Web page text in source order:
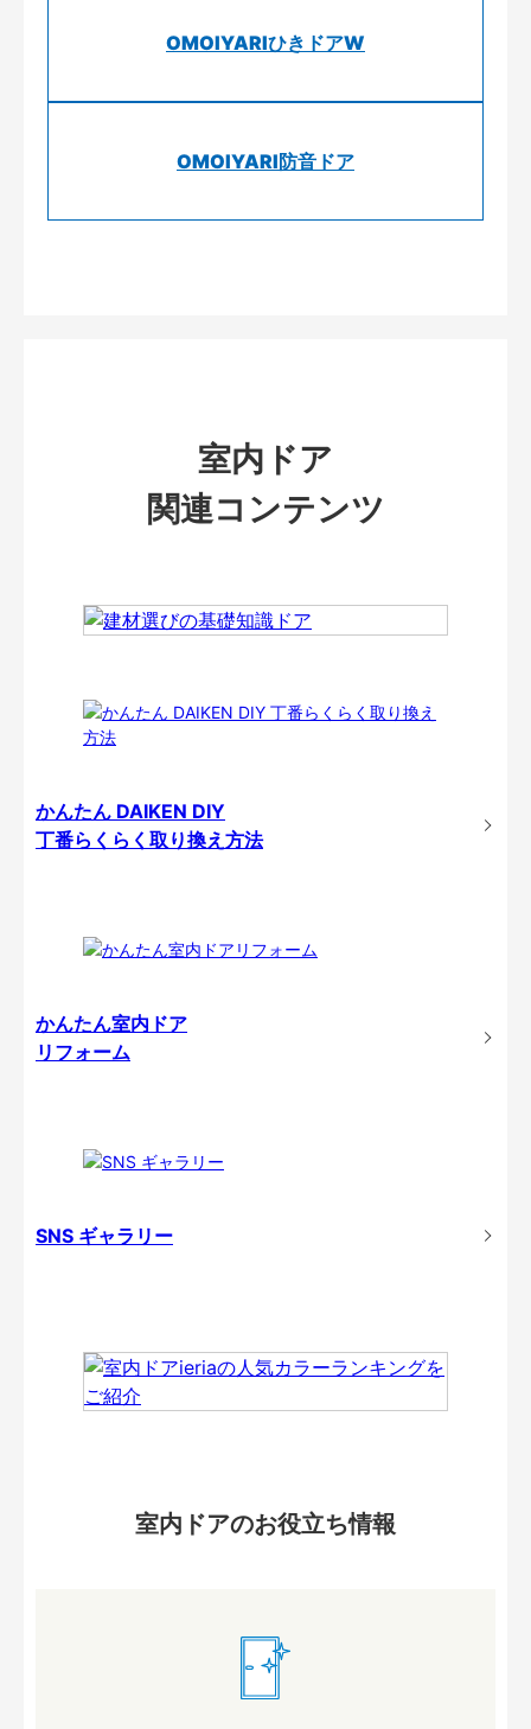
OMOIYARIひきドアW
OMOIYARI防音ドア
室内ドア
関連コンテンツ
かんたん DAIKEN DIY
丁番らくらく取り換え方法
かんたん室内ドア
リフォーム
SNS ギャラリー
室内ドアのお役立ち情報